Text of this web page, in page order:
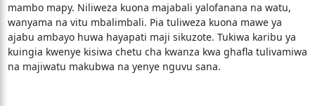
mambo mapy. Niliweza kuona majabali yalofanana na watu,
wanyama na vitu mbalimbali. Pia tuliweza kuona mawe ya
ajabu ambayo huwa hayapati maji sikuzote. Tukiwa karibu ya
kuingia kwenye kisiwa chetu cha kwanza kwa ghafla tulivamiwa
na majiwatu makubwa na yenye nguvu sana.